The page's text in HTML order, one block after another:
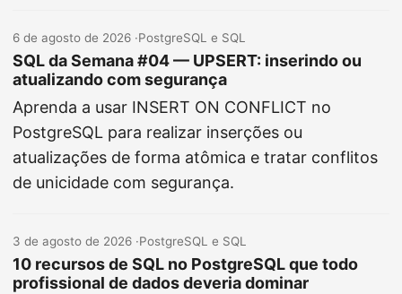
6 de agosto de 2026 ·PostgreSQL e SQL
SQL da Semana #04 — UPSERT: inserindo ou
atualizando com segurança
Aprenda a usar INSERT ON CONFLICT no
PostgreSQL para realizar inserções ou
atualizações de forma atômica e tratar conflitos
de unicidade com segurança.
3 de agosto de 2026 ·PostgreSQL e SQL
10 recursos de SQL no PostgreSQL que todo
profissional de dados deveria dominar